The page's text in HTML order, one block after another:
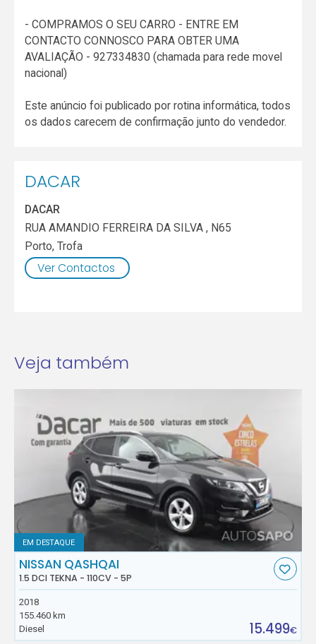
- COMPRAMOS O SEU CARRO - ENTRE EM
CONTACTO CONNOSCO PARA OBTER UMA
AVALIAÇÃO - 927334830 (chamada para rede movel
nacional)
Este anúncio foi publicado por rotina informática, todos
os dados carecem de confirmação junto do vendedor.
DACAR
DACAR
RUA AMANDIO FERREIRA DA SILVA , N65
Porto,Trofa
Ver Contactos
Veja também
EM DESTAQUE
NISSAN QASHQAI
1.5 DCI TEKNA - 110CV - 5P
2018
155.460 km
Diesel
15.499€